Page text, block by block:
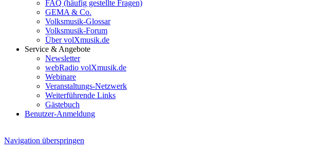
FAQ (häufig gestellte Fragen)
GEMA & Co.
Volksmusik-Glossar
Volksmusik-Forum
Über volXmusik.de
Service & Angebote
Newsletter
webRadio volXmusik.de
Webinare
Veranstaltungs-Netzwerk
Weiterführende Links
Gästebuch
Benutzer-Anmeldung
Navigation überspringen